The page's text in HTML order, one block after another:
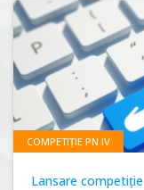
COMPETIȚIE PN IV
Lansare